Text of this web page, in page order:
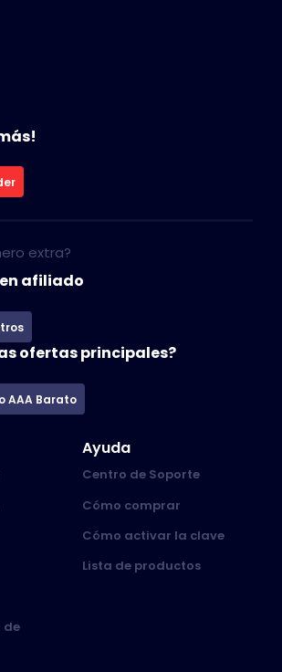
extra?
afiliado
ofertas principales?
AAA Barato
de
Ayuda
Centro de Soporte
Cómo comprar
Cómo activar la clave
Lista de productos